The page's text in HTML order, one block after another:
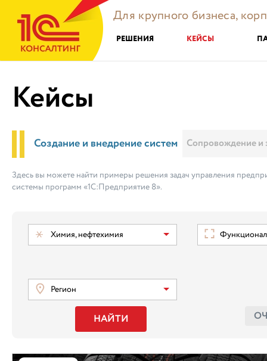
Для крупного бизнеса,
РЕШЕНИЯ КЕЙСЫ
Кейсы
Создание и внедрение систем Сопровождение и
Здесь вы можете найти примеры решения задач управления
системы программ «1С:Предприятие 8».
Химия, нефтехимия
Регион
НАЙТИ